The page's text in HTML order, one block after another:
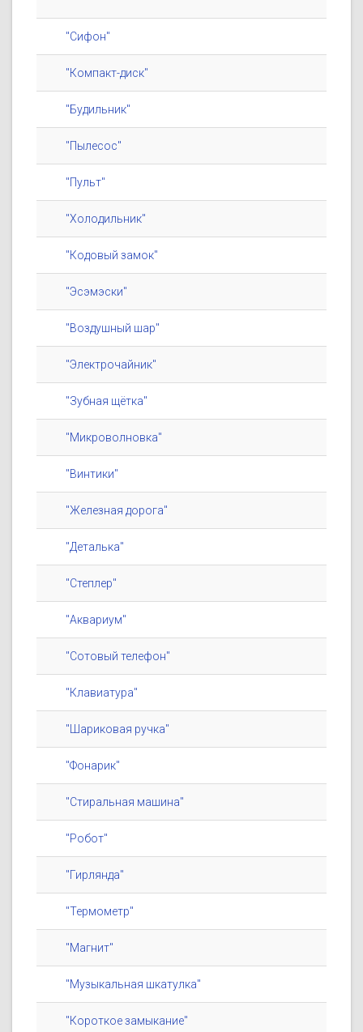
"Сифон"
"Компакт-диск"
"Будильник"
"Пылесос"
"Пульт"
"Холодильник"
"Кодовый замок"
"Эсэмэски"
"Воздушный шар"
"Электрочайник"
"Зубная щётка"
"Микроволновка"
"Винтики"
"Железная дорога"
"Деталька"
"Степлер"
"Аквариум"
"Сотовый телефон"
"Клавиатура"
"Шариковая ручка"
"Фонарик"
"Стиральная машина"
"Робот"
"Гирлянда"
"Термометр"
"Магнит"
"Музыкальная шкатулка"
"Короткое замыкание"